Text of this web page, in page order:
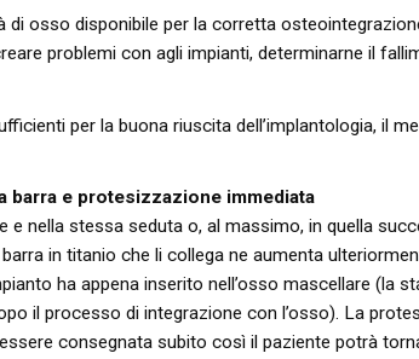
osso disponibile per la corretta
problemi con agli impianti, determinarne il
per la buona riuscita dell’implantologia, il
barra e protesizzazione immediata
nella stessa seduta o, al massimo, in quella
in titanio che li collega ne aumenta
ha appena inserito nell’osso mascellare (la
il processo di integrazione con l’osso). La
consegnata subito così il paziente potrà